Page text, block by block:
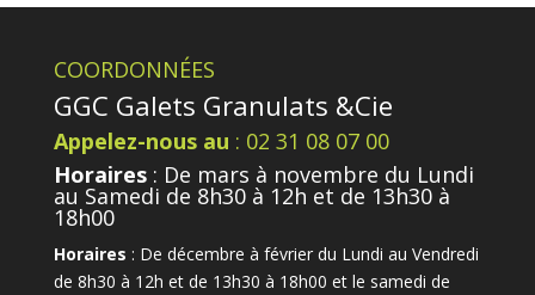
COORDONNÉES
GGC Galets Granulats &Cie
Appelez-nous au : 02 31 08 07 00
Horaires: De mars à novembre du Lundi
au Samedi de 8h30 à 12h et de 13h30 à
18h00
Horaires : De décembre à février du Lundi au Vendredi
de 8h30 à 12h et de 13h30 à 18h00 et le samedi de